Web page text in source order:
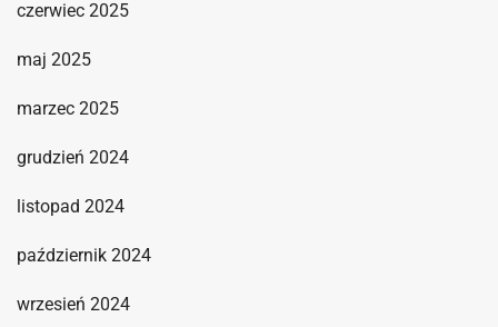
czerwiec 2025
maj 2025
marzec 2025
grudzień 2024
listopad 2024
październik 2024
wrzesień 2024